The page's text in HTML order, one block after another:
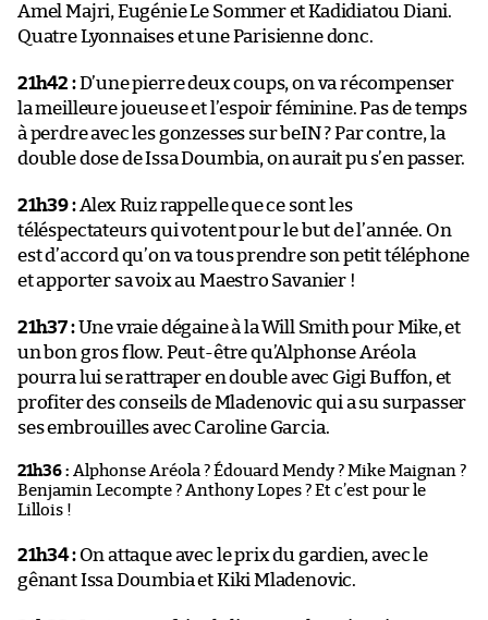
Amel Majri, Eugénie Le Sommer et Kadidiatou Diani.
Quatre Lyonnaises et une Parisienne donc.
21h42 :D’une pierre deux coups, on va récompenser
la meilleure joueuse et l’espoir féminine. Pas de temps
à perdre avec les gonzesses sur beIN ? Par contre, la
double dose de Issa Doumbia, on aurait pu s’en passer.
21h39 :Alex Ruiz rappelle que ce sont les
téléspectateurs qui votent pour le but de l’année. On
est d’accord qu’on va tous prendre son petit téléphone
et apporter sa voix au Maestro Savanier !
21h37 :Une vraie dégaine à la Will Smith pour Mike, et
un bon gros flow. Peut-être qu’Alphonse Aréola
pourra lui se rattraper en double avec Gigi Buffon, et
profiter des conseils de Mladenovic qui a su surpasser
ses embrouilles avec Caroline Garcia.
21h36 : Alphonse Aréola ? Édouard Mendy ? Mike Maignan ?
Benjamin Lecompte ? Anthony Lopes ? Et c’est pour le
Lillois !
21h34 :On attaque avec le prix du gardien, avec le
gênant Issa Doumbia et Kiki Mladenovic.